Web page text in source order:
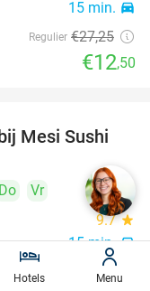
15 min. directions_car
Regulier €27,25
€12,50
21%
Mesi Sushi
Do
Vr
9.7star
15 min.directions_car
Regulier ,95
Hotels Menu